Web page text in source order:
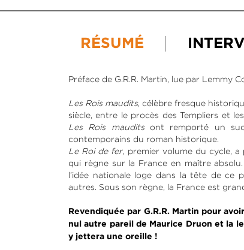
RÉSUMÉ
Préface de G.R.R. Martin, lue par Lemmy
Les Rois maudits, célèbre fresque
siècle, entre le procès des Templiers et
Les Rois mauditsont remporté un
contemporains du roman historique.
Le Roi de fer, premier volume du cycle, a
qui règne sur la France en maître
l’idée nationale loge dans la tête de ce
autres. Sous son règne, la France est
Revendiquée par G.R.R. Martin pour
nul autre pareil de Maurice Druon et la
y jettera une oreille !